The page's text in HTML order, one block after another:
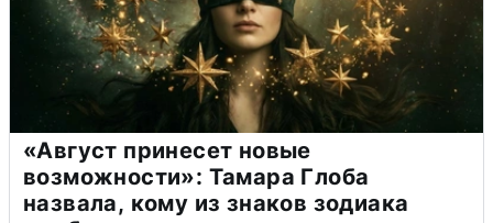
«Август принесет новые
возможности»: Тамара Глоба
назвала, кому из знаков зодиака